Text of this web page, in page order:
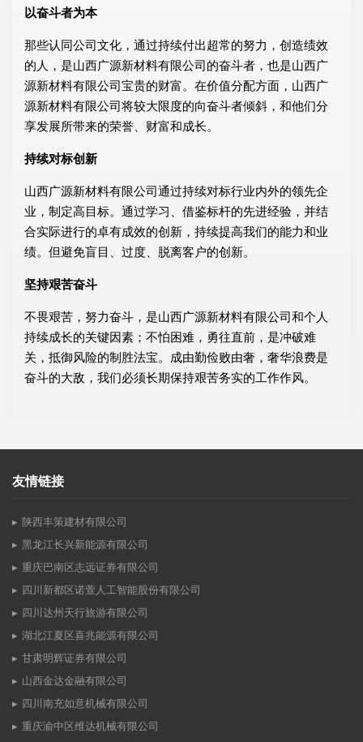
以奋斗者为本
那些认同公司文化，通过持续付出超常的努力，创造绩效
的人，是山西广源新材料有限公司的奋斗者，也是山西广
源新材料有限公司宝贵的财富。在价值分配方面，山西广
源新材料有限公司将较大限度的向奋斗者倾斜，和他们分
享发展所带来的荣誉、财富和成长。
持续对标创新
山西广源新材料有限公司通过持续对标行业内外的领先企
业，制定高目标。通过学习、借鉴标杆的先进经验，并结
合实际进行的卓有成效的创新，持续提高我们的能力和业
绩。但避免盲目、过度、脱离客户的创新。
坚持艰苦奋斗
不畏艰苦，努力奋斗，是山西广源新材料有限公司和个人
持续成长的关键因素；不怕困难，勇往直前，是冲破难
关，抵御风险的制胜法宝。成由勤俭败由奢，奢华浪费是
奋斗的大敌，我们必须长期保持艰苦务实的工作作风。
友情链接
陕西丰策建材有限公司
黑龙江长兴新能源有限公司
重庆巴南区志远证券有限公司
四川新都区诺萱人工智能股份有限公司
四川达州天行旅游有限公司
湖北江夏区喜兆能源有限公司
甘肃明辉证券有限公司
山西金达金融有限公司
四川南充如意机械有限公司
重庆渝中区维达机械有限公司